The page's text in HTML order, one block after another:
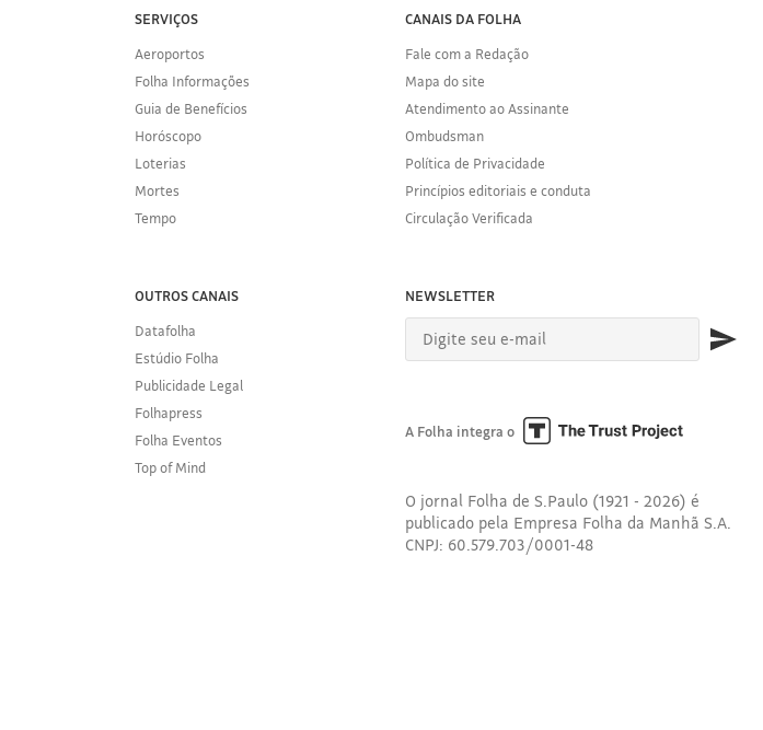
SERVIÇOS
Aeroportos
Folha Informações
Guia de Benefícios
Horóscopo
Loterias
Mortes
Tempo
OUTROS CANAIS
Datafolha
Estúdio Folha
Publicidade Legal
Folhapress
Folha Eventos
Top of Mind
CANAIS DA FOLHA
Fale com a Redação
Mapa do site
Atendimento ao Assinante
Ombudsman
Política de Privacidade
Princípios editoriais e conduta
Circulação Verificada
NEWSLETTER
A Folha integra o
O jornal Folha de S.Paulo (1921 - 2026) é
publicado pela Empresa Folha da Manhã S.A.
CNPJ: 60.579.703/0001-48